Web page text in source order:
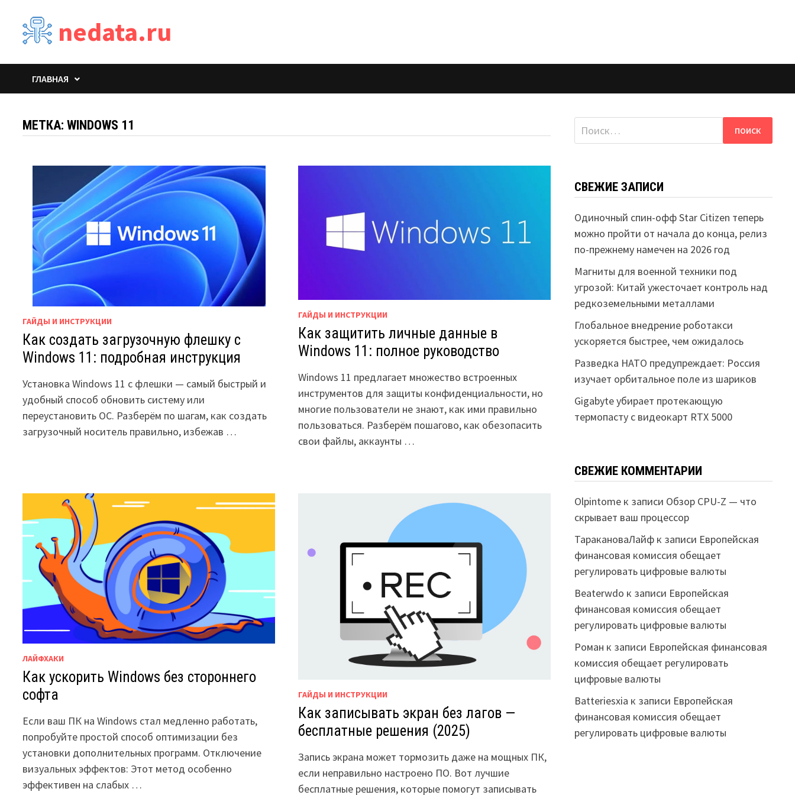
содержимомуnedata.ru
ГЛАВНАЯ
МЕТКА:WINDOWS 11
ГАЙДЫ И ИНСТРУКЦИИ
Как создать загрузочную флешку с
Windows 11: подробная инструкция
Установка Windows 11 с флешки — самый быстрый и
удобный способ обновить систему или
переустановить ОС. Разберём по шагам, как создать
загрузочный носитель правильно, избежав …
ГАЙДЫ И ИНСТРУКЦИИ
Как защитить личные данные в
Windows 11: полное руководство
Windows 11 предлагает множество встроенных
инструментов для защиты конфиденциальности, но
многие пользователи не знают, как ими правильно
пользоваться. Разберём пошагово, как обезопасить
свои файлы, аккаунты …
ЛАЙФХАКИ
Как ускорить Windows без стороннего
софта
Если ваш ПК на Windows стал медленно работать,
попробуйте простой способ оптимизации без
установки дополнительных программ.​ Отключение
визуальных эффектов: Этот метод особенно
эффективен на слабых …
ГАЙДЫ И ИНСТРУКЦИИ
Как записывать экран без лагов —
бесплатные решения (2025)
Запись экрана может тормозить даже на мощных ПК,
если неправильно настроено ПО. Вот лучшие
бесплатные решения, которые помогут записывать
Найти:
СВЕЖИЕ ЗАПИСИ
Одиночный спин-офф Star Citizen теперь
можно пройти от начала до конца, релиз
по-прежнему намечен на 2026 год
Магниты для военной техники под
угрозой: Китай ужесточает контроль над
редкоземельными металлами
Глобальное внедрение роботакси
ускоряется быстрее, чем ожидалось
Разведка НАТО предупреждает: Россия
изучает орбитальное поле из шариков
Gigabyte убирает протекающую
термопасту с видеокарт RTX 5000
СВЕЖИЕ КОММЕНТАРИИ
Olpintomeк записи Обзор CPU-Z — что
скрывает ваш процессор
ТаракановаЛайфк записи Европейская
финансовая комиссия обещает
регулировать цифровые валюты
Beaterwdo к записи Европейская
финансовая комиссия обещает
регулировать цифровые валюты
Роман к записи Европейская финансовая
комиссия обещает регулировать
цифровые валюты
Batteriesxia к записи Европейская
финансовая комиссия обещает
регулировать цифровые валюты